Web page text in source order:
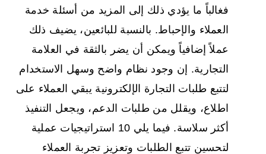
فغالباً ما يؤدي ذلك إلى المزيد من أسئلة خدمة
العملاء والإحباط. بالنسبة للبائعين، يضيف ذلك
عملاً إضافياً ويمكن أن يضر بالثقة في العلامة
التجارية. إن وجود نظام واضح وسهل الاستخدام
لتتبع طلبات التجارة الإلكترونية يبقي العملاء على
اطلاع، ويقلل من طلبات الدعم، ويجعل التنفيذ
أكثر سلاسة. فيما يلي 10 استراتيجيات عملية
لتحسين تتبع الطلبات وتعزيز تجربة العملاء